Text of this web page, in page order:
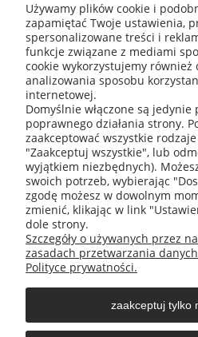
informacje o nowościach i
O nas
Obsługa
Pomoc
Używamy plików cookie i
zapamiętać Twoje ustawienia,
spersonalizowane treści i
funkcje związane z mediami
cookie wykorzystujemy
analizowania sposobu
internetowej.
Domyślnie włączone są
poprawnego działania strony.
zaakceptować wszystkie
"Zaakceptuj wszystkie", lub
wyjątkiem niezbędnych).
swoich potrzeb, wybierając
zgodę możesz w dowolnym
zmienić, klikając w link
dole strony.
Szczegóły o używanych przez
zasadach przetwarzania
Polityce prywatności.
zaakceptuj tylko